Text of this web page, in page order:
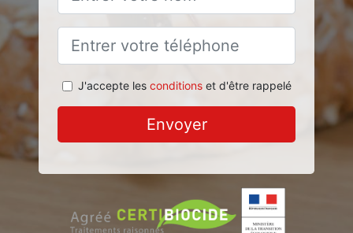
J'accepte les conditionset d'être rappelé
Envoyer